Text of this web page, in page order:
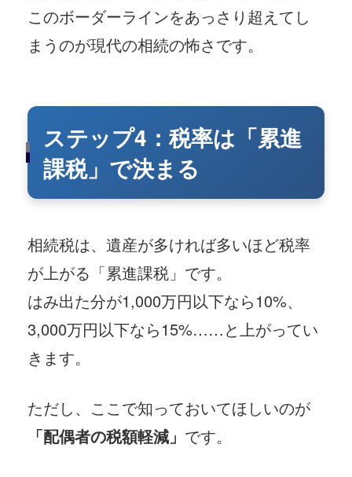
このボーダーラインをあっさり超えてし
まうのが現代の相続の怖さです。
ステップ4：税率は「累進
課税」で決まる
相続税は、遺産が多ければ多いほど税率
が上がる「累進課税」です。
はみ出た分が1,000万円以下なら10%、
3,000万円以下なら15%……と上がってい
きます。
ただし、ここで知っておいてほしいのが
「配偶者の税額軽減」 です。